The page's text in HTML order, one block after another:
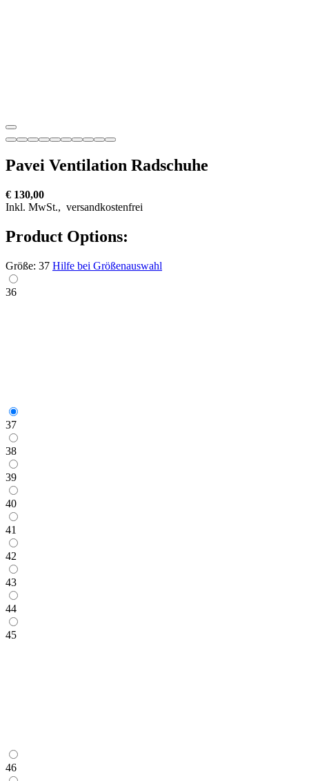
Pavei Ventilation Radschuhe
€ 130,00
Inkl. MwSt., versandkostenfrei
Product Options:
Größe: 37 Hilfe bei Größenauswahl
36
37
38
39
40
41
42
43
44
45
46